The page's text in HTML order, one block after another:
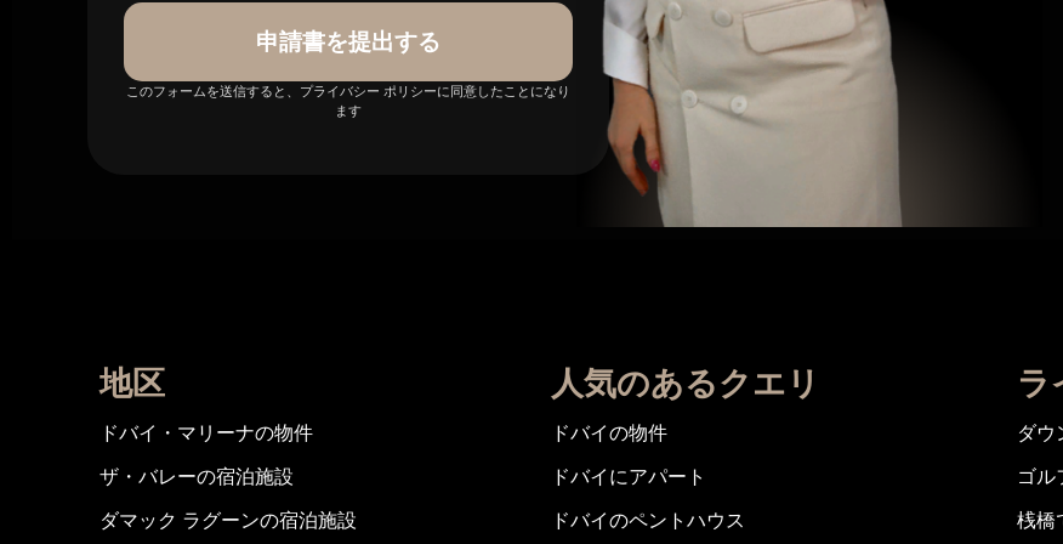
申請書を提出する
このフォームを送信すると、プライバシー ポリシーに同意したことになり
ます
地区
ドバイ・マリーナの物件
ザ・バレーの宿泊施設
ダマック ラグーンの宿泊施設
人気のあるクエリ
ドバイの物件
ドバイにアパート
ドバイのペントハウス
ラ
ダウ
ゴル
桟橋